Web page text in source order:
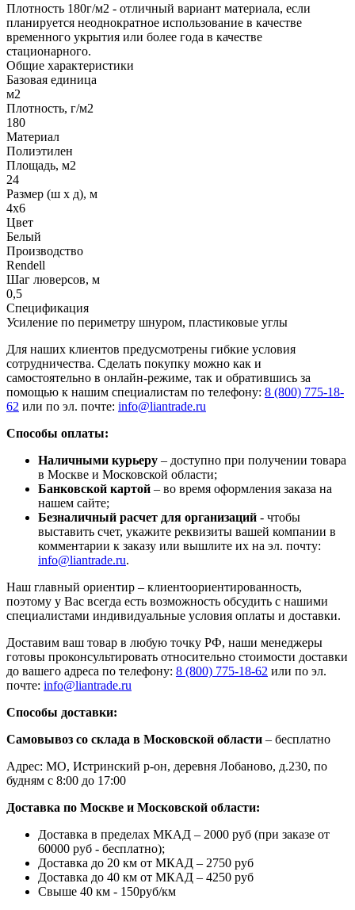
Плотность 180г/м2 - отличный вариант материала, если
планируется неоднократное использование в качестве
временного укрытия или более года в качестве
стационарного.
Общие характеристики
Базовая единица
м2
Плотность, г/м2
180
Материал
Полиэтилен
Площадь, м2
24
Размер (ш х д), м
4х6
Цвет
Белый
Производство
Rendell
Шаг люверсов, м
0,5
Спецификация
Усиление по периметру шнуром, пластиковые углы
Для наших клиентов предусмотрены гибкие условия
сотрудничества. Сделать покупку можно как и
самостоятельно в онлайн-режиме, так и обратившись за
помощью к нашим специалистам по телефону: 8 (800) 775-18-
62 или по эл. почте: info@liantrade.ru
Способы оплаты:
Наличными курьеру – доступно при получении товара
в Москве и Московской области;
Банковской картой – во время оформления заказа на
нашем сайте;
Безналичный расчет для организаций - чтобы
выставить счет, укажите реквизиты вашей компании в
комментарии к заказу или вышлите их на эл. почту:
info@liantrade.ru.
Наш главный ориентир – клиентоориентированность,
поэтому у Вас всегда есть возможность обсудить с нашими
специалистами индивидуальные условия оплаты и доставки.
Доставим ваш товар в любую точку РФ, наши менеджеры
готовы проконсультировать относительно стоимости доставки
до вашего адреса по телефону: 8 (800) 775-18-62 или по эл.
почте: info@liantrade.ru
Способы доставки:
Самовывоз со склада в Московской области – бесплатно
Адрес: МО, Истринский р-он, деревня Лобаново, д.230, по
будням с 8:00 до 17:00
Доставка по Москве и Московской области:
Доставка в пределах МКАД – 2000 руб (при заказе от
60000 руб - бесплатно);
Доставка до 20 км от МКАД – 2750 руб
Доставка до 40 км от МКАД – 4250 руб
Свыше 40 км - 150руб/км